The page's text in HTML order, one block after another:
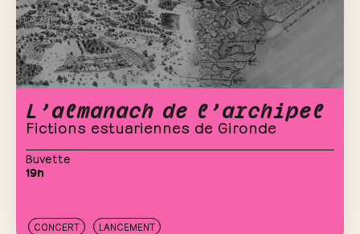
L’almanach de l’archipel
Fictions estuariennes de Gironde
Buvette
19h
CONCERT LANCEMENT